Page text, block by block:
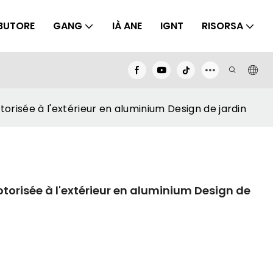
GANG IÀ ANE IGNT RISORSA
à l'extérieur en aluminium Design de jardin
à l'extérieur en aluminium Design de